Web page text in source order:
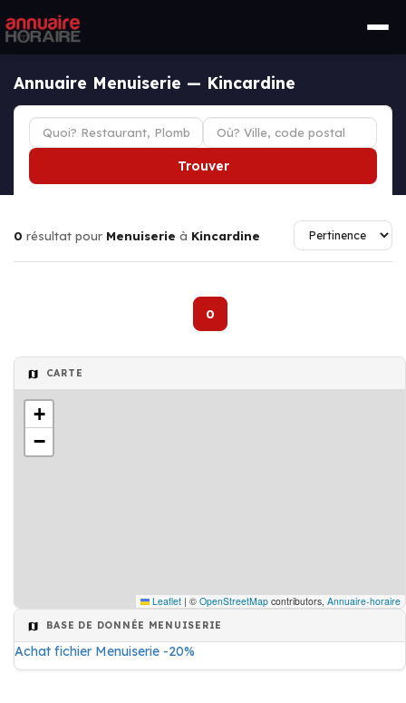
Annuaire Menuiserie — Kincardine
Trouver
0 résultat pour Menuiserie à Kincardine
0
CARTE
+
−
Leaflet | © OpenStreetMap contributors, Annuaire-horaire
BASE DE DONNÉE MENUISERIE
Achat fichier Menuiserie -20%